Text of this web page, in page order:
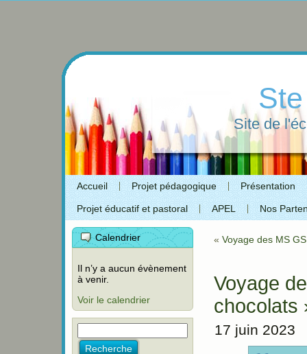
Site de
Accueil Projet pédagogique Présentation
Projet éducatif et pastoral APEL Nos
Calendrier
Il n’y a aucun évènement
à venir.
Voir le calendrier
« Voyage des MS
Voyage
chocolats
17 juin 2023